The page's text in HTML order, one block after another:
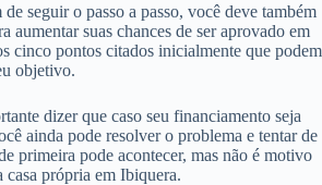
seguir o passo a passo, você deve também
aumentar suas chances de ser aprovado em
cinco pontos citados inicialmente que podem
objetivo.
dizer que caso seu financiamento seja
ainda pode resolver o problema e tentar de
primeira pode acontecer, mas não é motivo
casa própria em Ibiquera.